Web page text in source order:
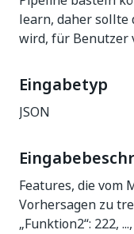
learn, daher sollte
wird, für Benutzer
Eingabetyp
JSON
Features, die vom
Vorhersagen zu
„Funktion2“: 222,